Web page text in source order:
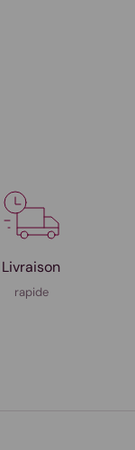
Livraison
rapide